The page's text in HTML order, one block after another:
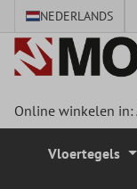
hoofdinhoud
NEDERLANDS
Online winkelen in:
Vloertegels